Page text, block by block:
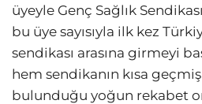
üyeyle Genç Sağlık
bu üye sayısıyla ilk kez
sendikası arasına girmeyi
hem sendikanın kısa
bulunduğu yoğun rekabet